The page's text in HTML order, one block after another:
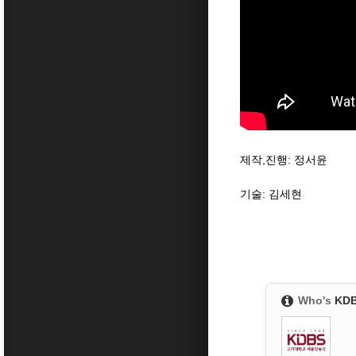
제작,진행: 정서윤
기술: 김세현
Who's